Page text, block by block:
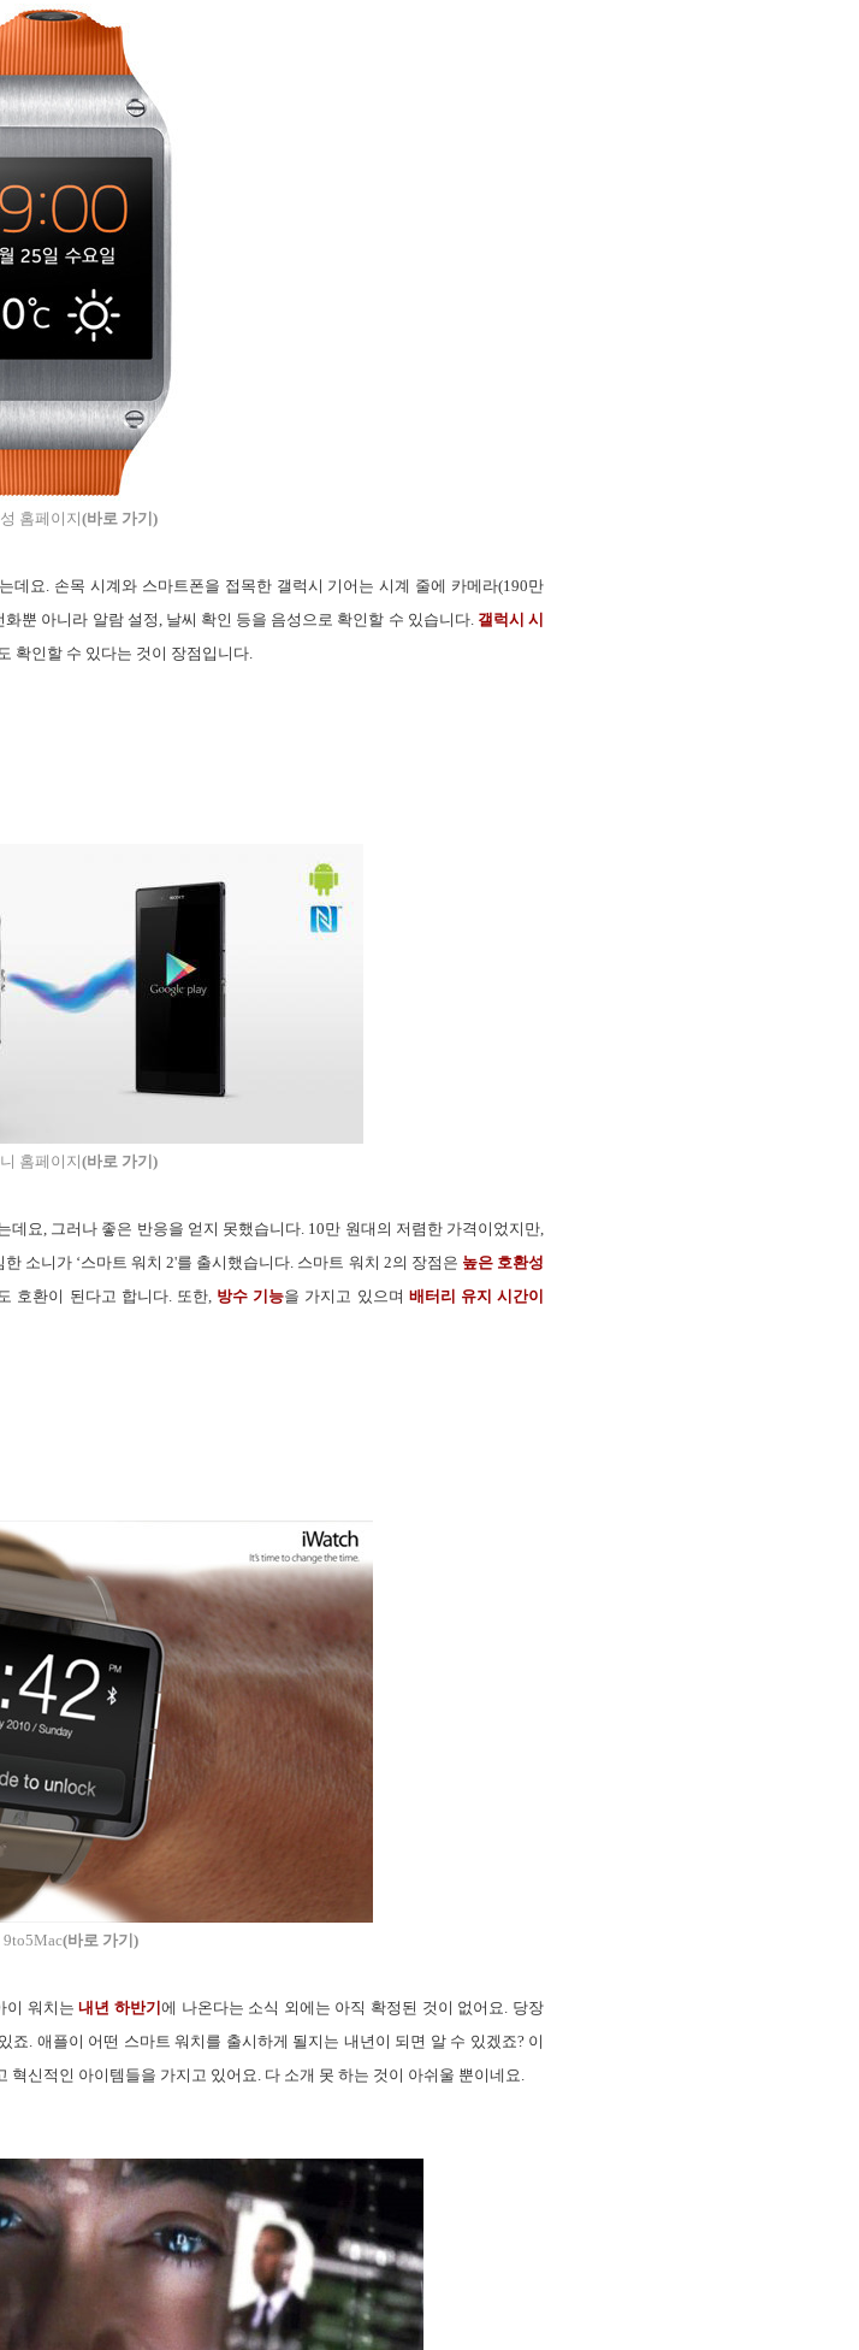
홈페이지(바로 가기 )
데요. 손목 시계와 스마트폰을 접목한 갤럭시 기어는 시계 줄에 카메라(190만
화뿐 아니라 알람 설정, 날씨 확인 등을 음성으로 확인할 수 있습니다.갤럭시 시
확인할 수 있다는 것이 장점입니다.
홈페이지(바로 가기 )
요, 그러나 좋은 반응을 얻지 못했습니다. 10만 원대의 저렴한 가격이었지만,
소니가 ‘스마트 워치 2'를 출시했습니다. 스마트 워치 2의 장점은 높은 호환성
호환이 된다고 합니다. 또한, 방수 기능을 가지고 있으며 배터리 유지 시간이
9to5Mac(바로 가기 )
이 워치는내년 하반기 에 나온다는 소식 외에는 아직 확정된 것이 없어요. 당장
. 애플이 어떤 스마트 워치를 출시하게 될지는 내년이 되면 알 수 있겠죠? 이
신적인 아이템들을 가지고 있어요. 다 소개 못 하는 것이 아쉬울 뿐이네요.